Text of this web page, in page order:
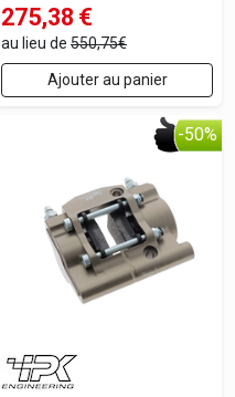
275,38 €
au lieu de 550,75€
Ajouter au panier
-50%